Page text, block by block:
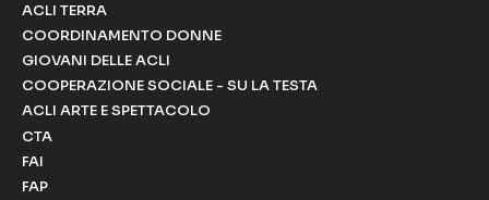
ACLI TERRA
COORDINAMENTO DONNE
GIOVANI DELLE ACLI
COOPERAZIONE SOCIALE - SU LA TESTA
ACLI ARTE E SPETTACOLO
CTA
FAI
FAP